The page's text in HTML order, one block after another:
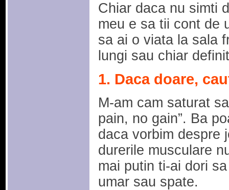
Chiar daca nu simti
meu e sa tii cont de
sa ai o viata la sala
lungi sau chiar
1. Daca doare,
M-am cam saturat
pain, no gain”. Ba
daca vorbim despre
durerile musculare
mai putin ti-ai dori
umar sau spate.